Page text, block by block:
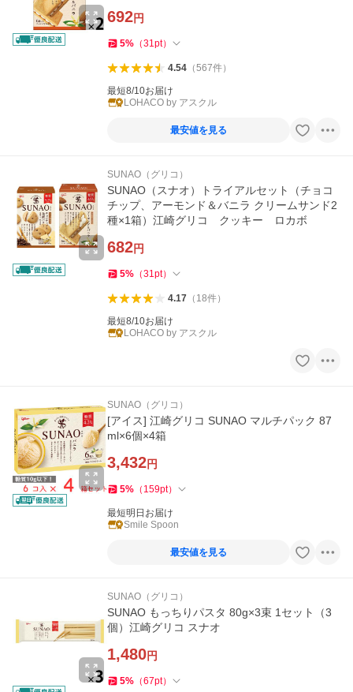
692円
5% （31pt）
4.54（567件）
最短8/10お届け
LOHACO by アスクル
最安値を見る
SUNAO（グリコ）
SUNAO（スナオ）トライアルセット（チョコ
チップ、アーモンド＆バニラ クリームサンド2
種×1箱）江崎グリコ クッキー ロカボ
682円
5% （31pt）
4.17（ 18件）
最短8/10お届け
LOHACO by アスクル
SUNAO（グリコ）
[アイス] 江崎グリコ SUNAO マルチパック 87
ml×6個×4箱
3,432円
5% （ 159pt）
最短明日お届け
Smile Spoon
最安値を見る
SUNAO（グリコ）
SUNAO もっちりパスタ 80g×3束 1セット（3
個）江崎グリコ スナオ
1,480円
5% （67pt）